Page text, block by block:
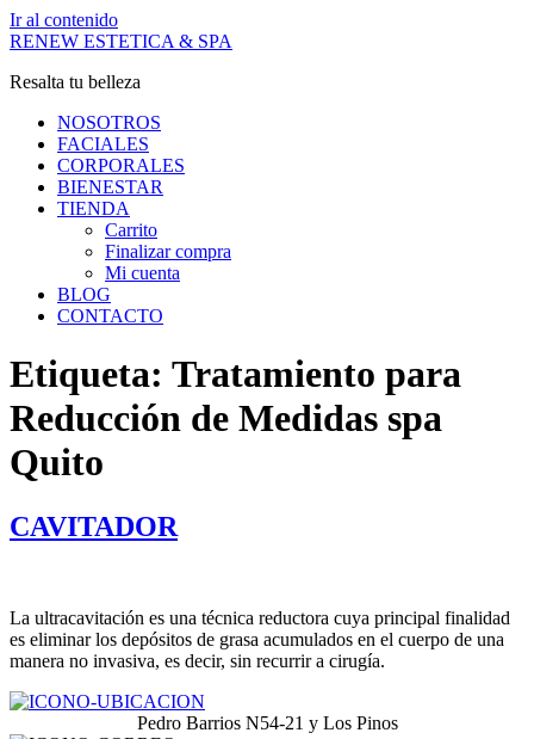
Ir al contenido
RENEW ESTETICA & SPA
Resalta tu belleza
NOSOTROS
FACIALES
CORPORALES
BIENESTAR
TIENDA
Carrito
Finalizar compra
Mi cuenta
BLOG
CONTACTO
Etiqueta: Tratamiento para
Reducción de Medidas spa
Quito
CAVITADOR
La ultracavitación es una técnica reductora cuya principal finalidad
es eliminar los depósitos de grasa acumulados en el cuerpo de una
manera no invasiva, es decir, sin recurrir a cirugía.
Pedro Barrios N54-21 y Los Pinos